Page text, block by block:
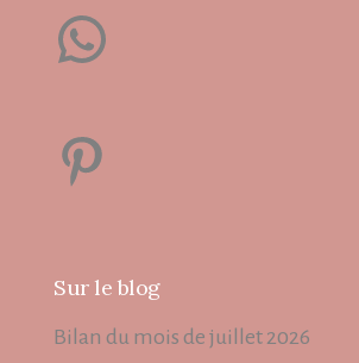
WhatsApp
Pinterest
Sur le blog
Bilan du mois de juillet 2026